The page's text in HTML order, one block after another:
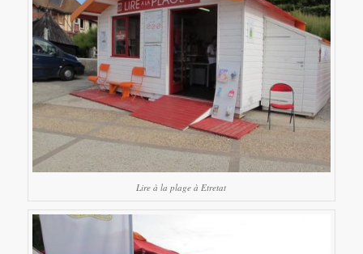
Lire à la plage à Etretat